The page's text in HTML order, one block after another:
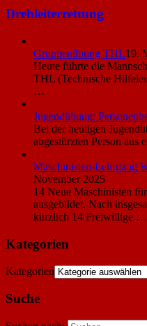
Drehleiterrettung
Gruppenübung THL19.
Heute führte die
THL (Technische
…
Jugendübung:
Bei der heutigen
abgestürzten Person
Maschinisten-Lehrgang
November 2025
14 Neue Maschinisten
ausgebildet. Nach
kürzlich 14 Freiwillige …
Kategorien
Kategorien
Suche